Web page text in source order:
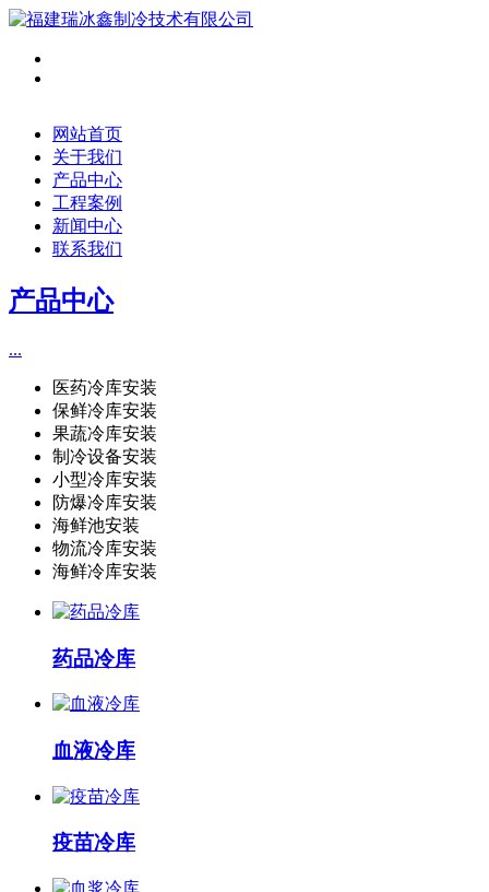
网站首页
关于我们
产品中心
工程案例
新闻中心
联系我们
产品中心
...
医药冷库安装
保鲜冷库安装
果蔬冷库安装
制冷设备安装
小型冷库安装
防爆冷库安装
海鲜池安装
物流冷库安装
海鲜冷库安装
药品冷库
血液冷库
疫苗冷库